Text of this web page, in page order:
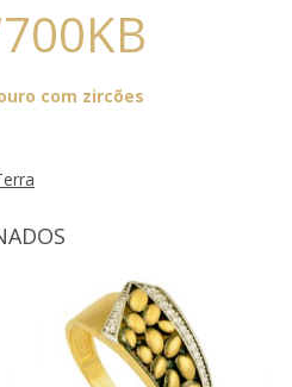
com zircões